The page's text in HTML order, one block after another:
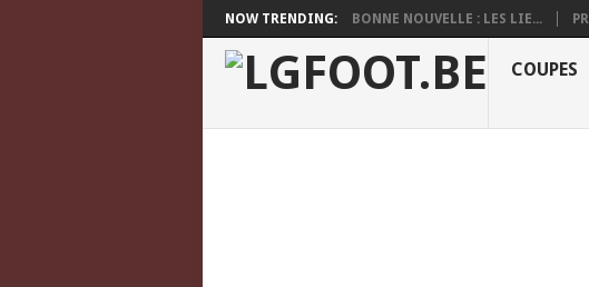
NOW TRENDING: BONNE NOUVELLE : LES LIE...
COUPES